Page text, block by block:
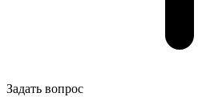
Задать вопрос